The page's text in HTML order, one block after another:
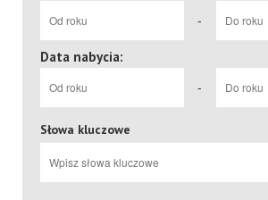
-
Data nabycia:
-
Słowa kluczowe